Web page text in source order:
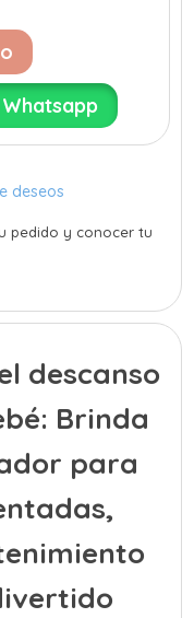
deseos
pedido y conocer tu
descanso
Brinda
para